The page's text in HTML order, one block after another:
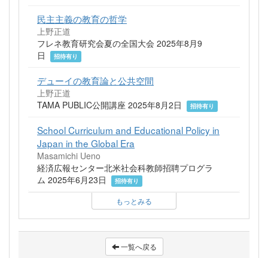
民主主義の教育の哲学
上野正道
フレネ教育研究会夏の全国大会 2025年8月9
日
招待有り
デューイの教育論と公共空間
上野正道
TAMA PUBLIC公開講座 2025年8月2日
招待有り
School Curriculum and Educational Policy in
Japan in the Global Era
Masamichi Ueno
経済広報センター北米社会科教師招聘プログラ
ム 2025年6月23日
招待有り
もっとみる
一覧へ戻る